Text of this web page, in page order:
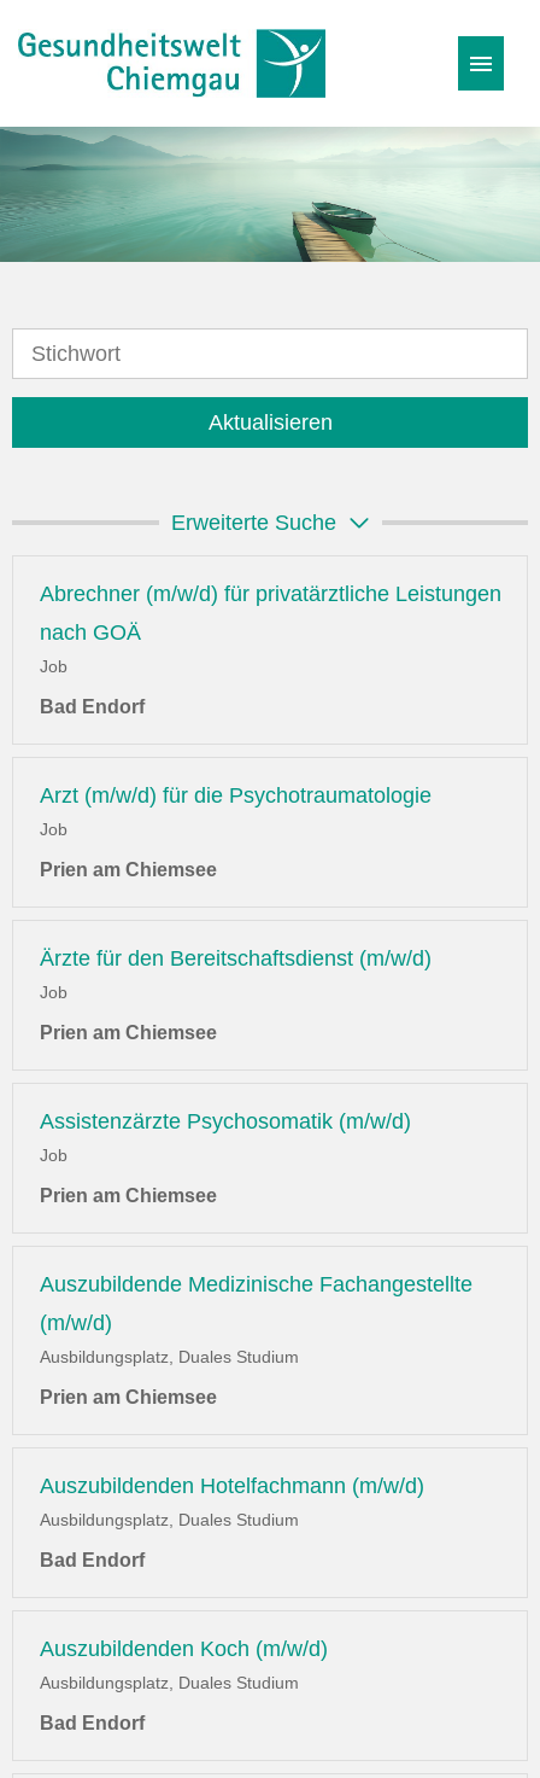
Stellenangebote
Karriereseite
Aktualisieren
Erweiterte Suche
Abrechner (m/w/d) für privatärztliche Leistungen
nach GOÄ
Job
Bad Endorf
Arzt (m/w/d) für die Psychotraumatologie
Job
Prien am Chiemsee
Ärzte für den Bereitschaftsdienst (m/w/d)
Job
Prien am Chiemsee
Assistenzärzte Psychosomatik (m/w/d)
Job
Prien am Chiemsee
Auszubildende Medizinische Fachangestellte
(m/w/d)
Ausbildungsplatz, Duales Studium
Prien am Chiemsee
Auszubildenden Hotelfachmann (m/w/d)
Ausbildungsplatz, Duales Studium
Bad Endorf
Auszubildenden Koch (m/w/d)
Ausbildungsplatz, Duales Studium
Bad Endorf